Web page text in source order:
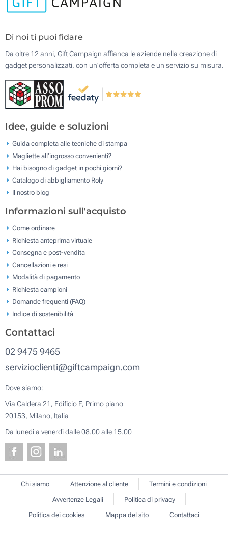
Di noi ti puoi fidare
Da oltre 12 anni, Gift Campaign affianca le aziende nella creazione di
gadget personalizzati, con un'offerta completa e un servizio su misura.
Idee, guide e soluzioni
Guida completa alle tecniche di stampa
Magliette all'ingrosso convenienti?
Hai bisogno di gadget in pochi giorni?
Catalogo di abbigliamento Roly
Il nostro blog
Informazioni sull'acquisto
Come ordinare
Richiesta anteprima virtuale
Consegna e post-vendita
Cancellazioni e resi
Modalità di pagamento
Richiesta campioni
Domande frequenti (FAQ)
Indice di sostenibilità
Contattaci
02 9475 9465
servizioclienti@giftcampaign.com
Dove siamo:
Via Caldera 21, Edificio F, Primo piano
20153, Milano, Italia
Da lunedì a venerdì dalle 08.00 alle 15.00
Chi siamo Attenzione al cliente
Termini e condizioni
Avvertenze Legali
Politica di privacy
Politica dei cookies
Mappa del sito Contattaci